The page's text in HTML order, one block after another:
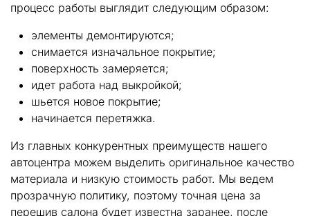
процесс работы выглядит следующим образом:
элементы демонтируются;
снимается изначальное покрытие;
поверхность замеряется;
идет работа над выкройкой;
шьется новое покрытие;
начинается перетяжка.
Из главных конкурентных преимуществ нашего
автоцентра можем выделить оригинальное качество
материала и низкую стоимость работ. Мы ведем
прозрачную политику, поэтому точная цена за
перешив салона будет известна заранее, после